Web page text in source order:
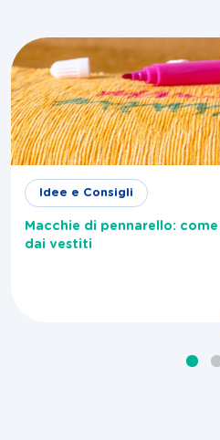
Idee e Consigli
Macchie di pennarello:
dai vestiti